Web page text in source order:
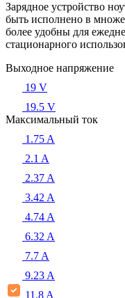
Зарядное устройство
быть исполнено в
более удобны для
стационарного
Выходное напряжение
19 V
19.5 V
Максимальный ток
1.75 A
2.1 A
2.37 A
3.42 A
4.74 A
6.32 A
7.7 A
9.23 A
11.8 A